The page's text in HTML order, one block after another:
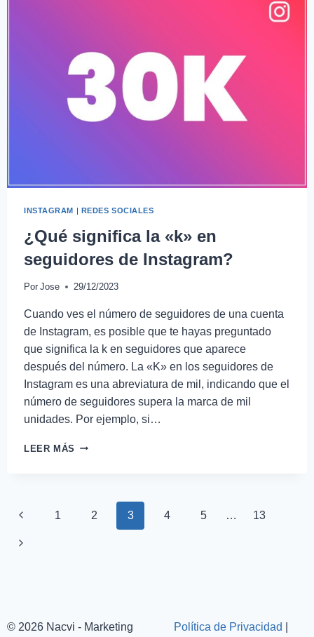
INSTAGRAM | REDES SOCIALES
¿Qué significa la «k» en
seguidores de Instagram?
Por Jose 29/12/2023
Cuando ves el número de seguidores de una cuenta
de Instagram, es posible que te hayas preguntado
que significa la k en seguidores que aparece
después del número. La «K» en los seguidores de
Instagram es una abreviatura de mil, indicando que el
número de seguidores supera la marca de mil
unidades. Por ejemplo, si…
LEER MÁS
1 2 3 4 5 … 13
© 2026 Nacvi - Marketing Política de Privacidad